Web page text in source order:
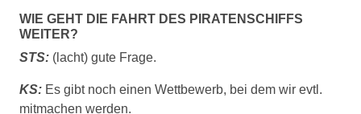
WIE GEHT DIE FAHRT DES PIRATENSCHIFFS
WEITER?
STS: (lacht) gute Frage.
KS: Es gibt noch einen Wettbewerb, bei dem wir evtl.
mitmachen werden.